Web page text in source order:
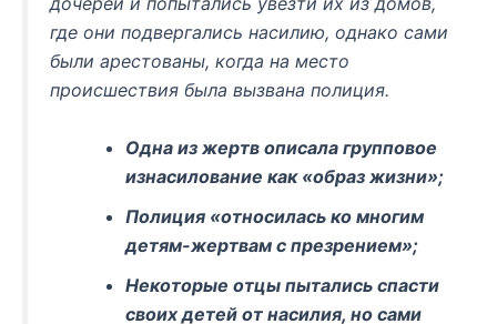
где они подвергались насилию, однако сами
были арестованы, когда на место
происшествия была вызвана полиция.
Одна из жертв описала групповое
изнасилование как «образ жизни»;
Полиция «относилась ко многим
детям-жертвам с презрением»;
Некоторые отцы пытались спасти
своих детей от насилия, но сами